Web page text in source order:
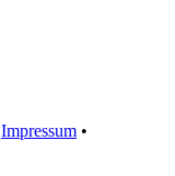
Impressum •